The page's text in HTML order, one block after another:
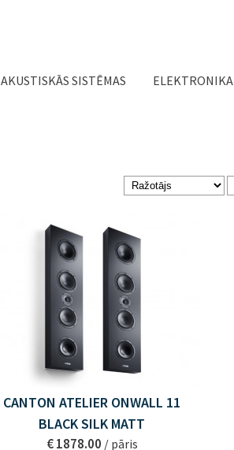
AKUSTISKĀS SISTĒMAS ELEKTRONIKA
CANTON ATELIER ONWALL 11
BLACK SILK MATT
€ 1878.00 / pāris